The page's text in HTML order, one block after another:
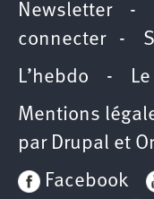
Newsletter-
connecter-
L’hebdo -
Mentions
par Drupal et
Facebook